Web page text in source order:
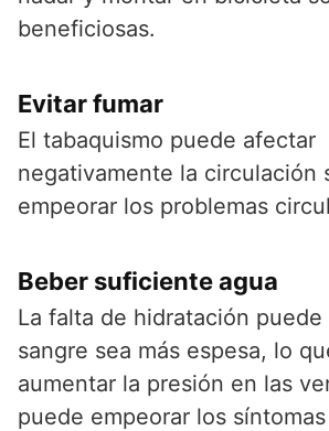
beneficiosas.
Evitar fumar
El tabaquismo puede afectar
negativamente la circulación
empeorar los problemas
Beber suficiente agua
La falta de hidratación puede
sangre sea más espesa, lo
aumentar la presión en las
puede empeorar los